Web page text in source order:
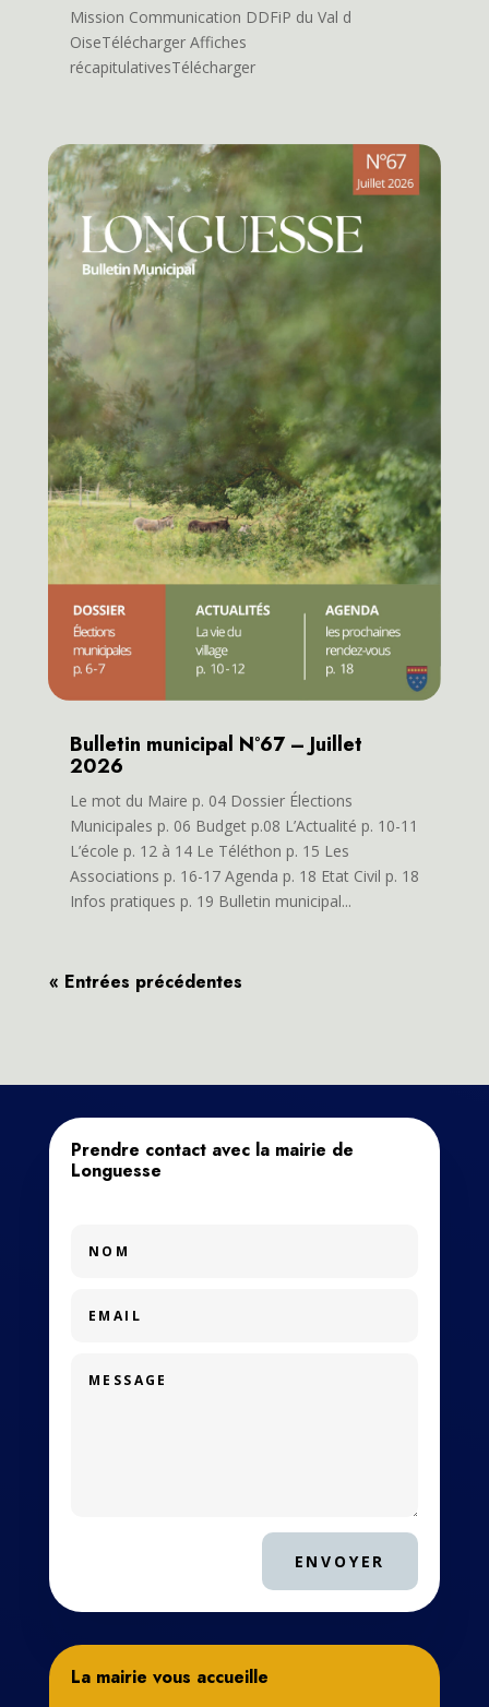
Mission Communication DDFiP du Val d
OiseTélécharger Affiches
récapitulativesTélécharger
Bulletin municipal N°67 – Juillet
2026
Le mot du Maire p. 04 Dossier Élections
Municipales p. 06 Budget p.08 L’Actualité p. 10-11
L’école p. 12 à 14 Le Téléthon p. 15 Les
Associations p. 16-17 Agenda p. 18 Etat Civil p. 18
Infos pratiques p. 19 Bulletin municipal...
« Entrées précédentes
Prendre contact avec la mairie de
Longuesse
ENVOYER
La mairie vous accueille